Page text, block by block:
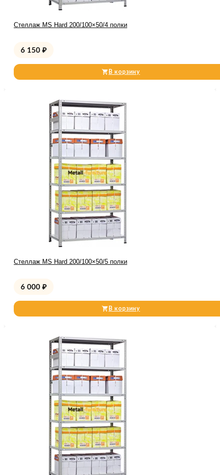
Стеллаж MS Hard 200/100×50/4 полки
6 150 ₽
В корзину
Стеллаж MS Hard 200/100×50/5 полки
6 000 ₽
В корзину